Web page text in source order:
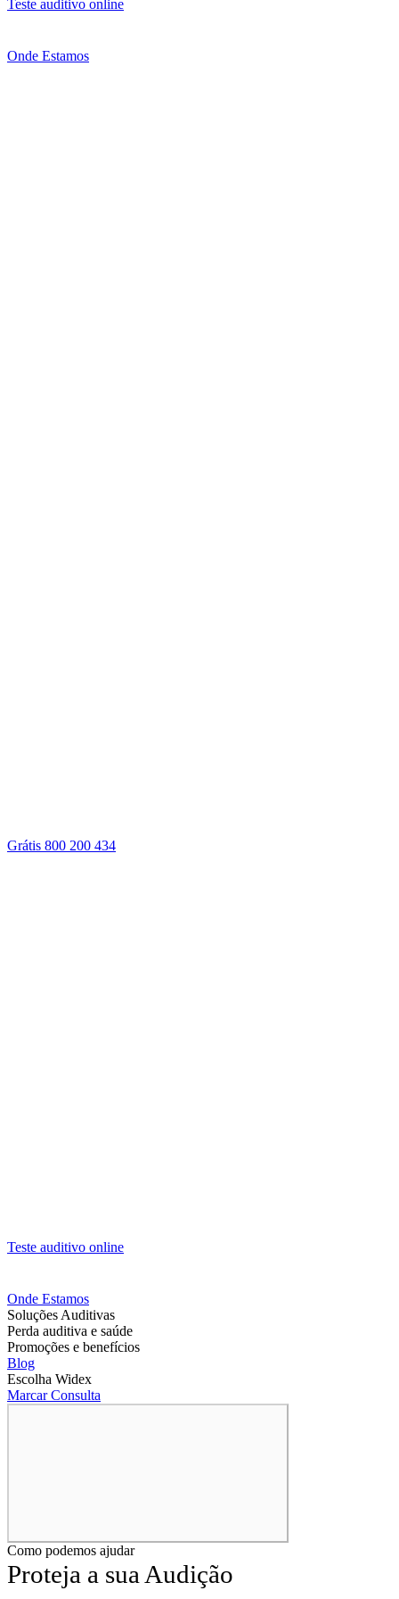
Teste auditivo online
Onde Estamos
Grátis 800 200 434
Teste auditivo online
Onde Estamos
Soluções Auditivas
Perda auditiva e saúde
Promoções e benefícios
Blog
Escolha Widex
Marcar Consulta
Como podemos ajudar
Proteja a sua Audição